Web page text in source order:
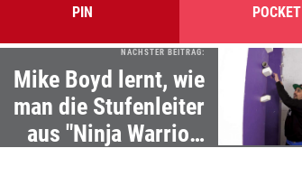
PIN POCKET
NÄCHSTER BEITRAG:
Mike Boyd lernt, wie
man die Stufenleiter
aus "Ninja Warrior"